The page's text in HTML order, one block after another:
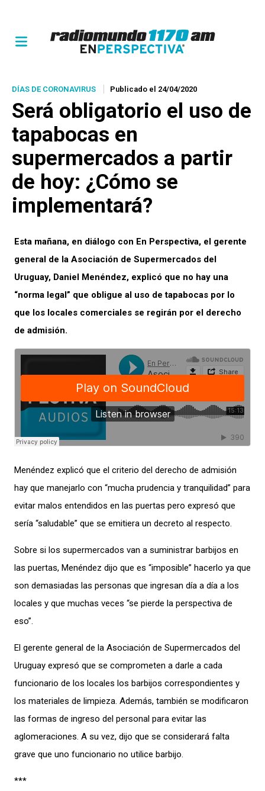
DÍAS DE CORONAVIRUS Publicado el 24/04/2020
Será obligatorio el uso de
tapabocas en
supermercados a partir
de hoy: ¿Cómo se
implementará?
Esta mañana, en diálogo con En Perspectiva, el gerente
general de la Asociación de Supermercados del
Uruguay, Daniel Menéndez, explicó que no hay una
“norma legal” que obligue al uso de tapabocas por lo
que los locales comerciales se regirán por el derecho
de admisión.
Menéndez explicó que el criterio del derecho de admisión
hay que manejarlo con “mucha prudencia y tranquilidad” para
evitar malos entendidos en las puertas pero expresó que
sería “saludable” que se emitiera un decreto al respecto.
Sobre si los supermercados van a suministrar barbijos en
las puertas, Menéndez dijo que es “imposible” hacerlo ya que
son demasiadas las personas que ingresan día a día a los
locales y que muchas veces “se pierde la perspectiva de
eso”.
El gerente general de la Asociación de Supermercados del
Uruguay expresó que se comprometen a darle a cada
funcionario de los locales los barbijos correspondientes y
los materiales de limpieza. Además, también se modificaron
las formas de ingreso del personal para evitar las
aglomeraciones. A su vez, dijo que se considerará falta
grave que uno funcionario no utilice barbijo.
***